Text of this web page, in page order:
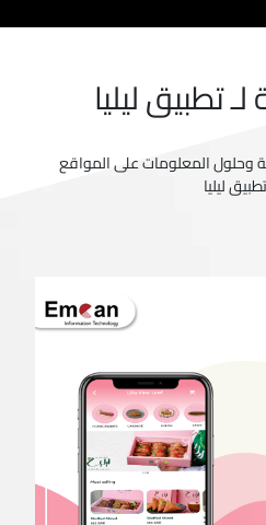
تطبيق ليليا
وحلول المعلومات على المواقع
ليليا